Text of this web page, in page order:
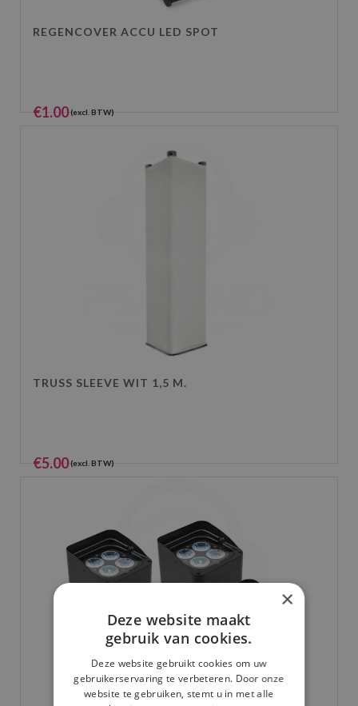
REGENCOVER ACCU LED SPOT
€1.00(excl. BTW)
TRUSS SLEEVE WIT 1,5 M.
€5.00(excl. BTW)
×
Deze website maakt
gebruik van cookies.
Deze website gebruikt cookies om uw
gebruikerservaring te verbeteren. Door onze
website te gebruiken, stemt u in met alle